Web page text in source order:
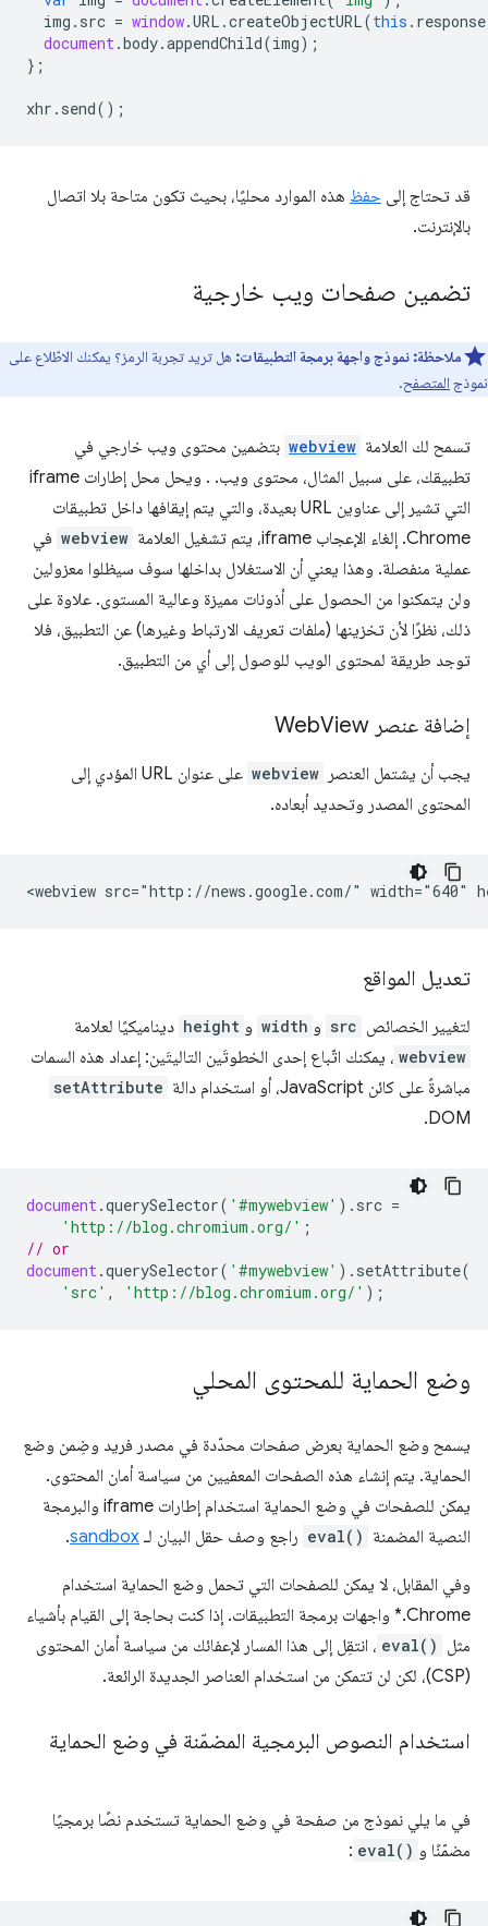
img . src = window.URL .createObjectURL(this . response
document.body.appendChild(img);
};
xhr . send();
قد تحتاج إلى حفظ هذه الموارد محليًا، بحيث تكون متاحة بلا اتصال
بالإنترنت.
تضمين صفحات ويب خارجية
ملاحظة: نموذج واجهة برمجة التطبيقات: هل تريد تجربة الرمز؟ يمكنك الاطّلاع على
نموذج المتصفح.
تسمح لك العلامة webview بتضمين محتوى ويب خارجي في
تطبيقك، على سبيل المثال، محتوى ويب. . ويحل محل إطارات iframe
التي تشير إلى عناوين URL بعيدة، والتي يتم إيقافها داخل تطبيقات
Chrome. إلغاء الإعجاب iframe، يتم تشغيل العلامة
webview في
عملية منفصلة. وهذا يعني أن الاستغلال بداخلها سوف سيظلوا معزولين
ولن يتمكنوا من الحصول على أذونات مميزة وعالية المستوى. علاوة على
ذلك، نظرًا لأن تخزينها (ملفات تعريف الارتباط وغيرها) عن التطبيق، فلا
توجد طريقة لمحتوى الويب للوصول إلى أي من التطبيق.
إضافة عنصر Web View
يجب أن يشتمل العنصر webview
على عنوان URL المؤدي إلى
المحتوى المصدر وتحديد أبعاده.
تعديل المواقع
لتغيير الخصائص src و width و height ديناميكيًا لعلامة
webview ، يمكنك اتّباع إحدى الخطوتَين التاليتَين: إعداد هذه السمات
مباشرةً على كائن JavaScript، أو استخدام دالة
setAttribute
DOM.
document.querySelector( '#mywebview' ). src =
'http://blog.chromium.org/' ;
// or
document.querySelector( '#mywebview' ). setAttribute(
'src' , 'http://blog.chromium.org/' );
وضع الحماية للمحتوى المحلي
يسمح وضع الحماية بعرض صفحات محدّدة في مصدر فريد وضِمن وضع
الحماية. يتم إنشاء هذه الصفحات المعفيين من سياسة أمان المحتوى.
يمكن للصفحات في وضع الحماية استخدام إطارات iframe والبرمجة
النصية المضمنة eval() راجع وصف حقل البيان لـ sandbox
.
وفي المقابل، لا يمكن للصفحات التي تحمل وضع الحماية استخدام
Chrome.* واجهات برمجة التطبيقات. إذا كنت بحاجة إلى القيام بأشياء
مثل eval() ، انتقِل إلى هذا المسار لإعفائك من سياسة أمان المحتوى
(CSP)، لكن لن تتمكن من استخدام العناصر الجديدة الرائعة.
استخدام النصوص البرمجية المضمّنة في وضع الحماية
في ما يلي نموذج من صفحة في وضع الحماية تستخدم نصًا برمجيًا
مضمّنًا و eval()
: